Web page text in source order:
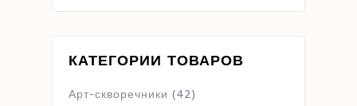
КАТЕГОРИИ ТОВАРОВ
Арт-скворечники (42)